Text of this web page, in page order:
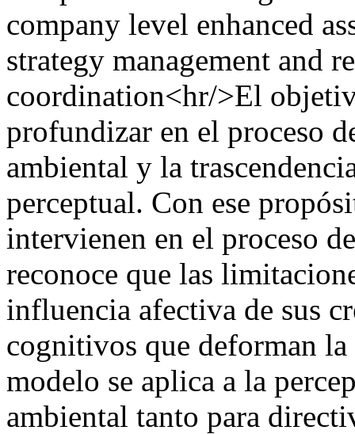
company level enhanced
strategy management and
coordination<hr/>El
profundizar en el proceso
ambiental y la
perceptual. Con ese
intervienen en el proceso
reconoce que las
influencia afectiva de sus
cognitivos que deforman
modelo se aplica a la
ambiental tanto para